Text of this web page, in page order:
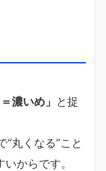
濃いめ」 と捉
丸くなる”こと
からです。